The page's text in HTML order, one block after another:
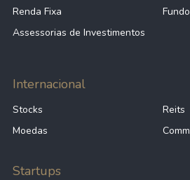
Renda Fixa
Assessorias de Investimentos
Internacional
Stocks
Reits
Moedas
Startups